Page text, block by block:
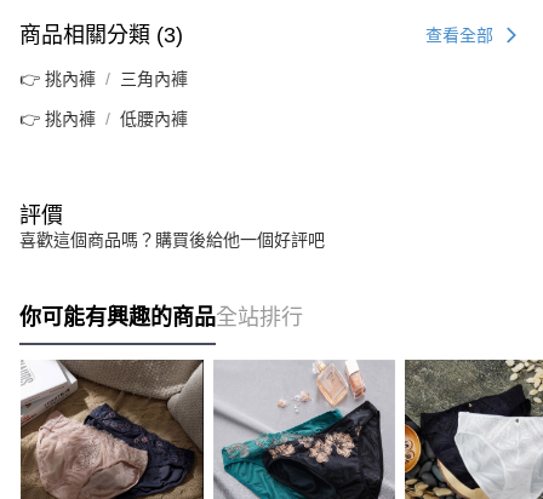
商品相關分類 (3) 查看全部
👉 挑內褲 三角內褲
👉 挑內褲 低腰內褲
評價
喜歡這個商品嗎？購買後給他一個好評吧
你可能有興趣的商品全站排行